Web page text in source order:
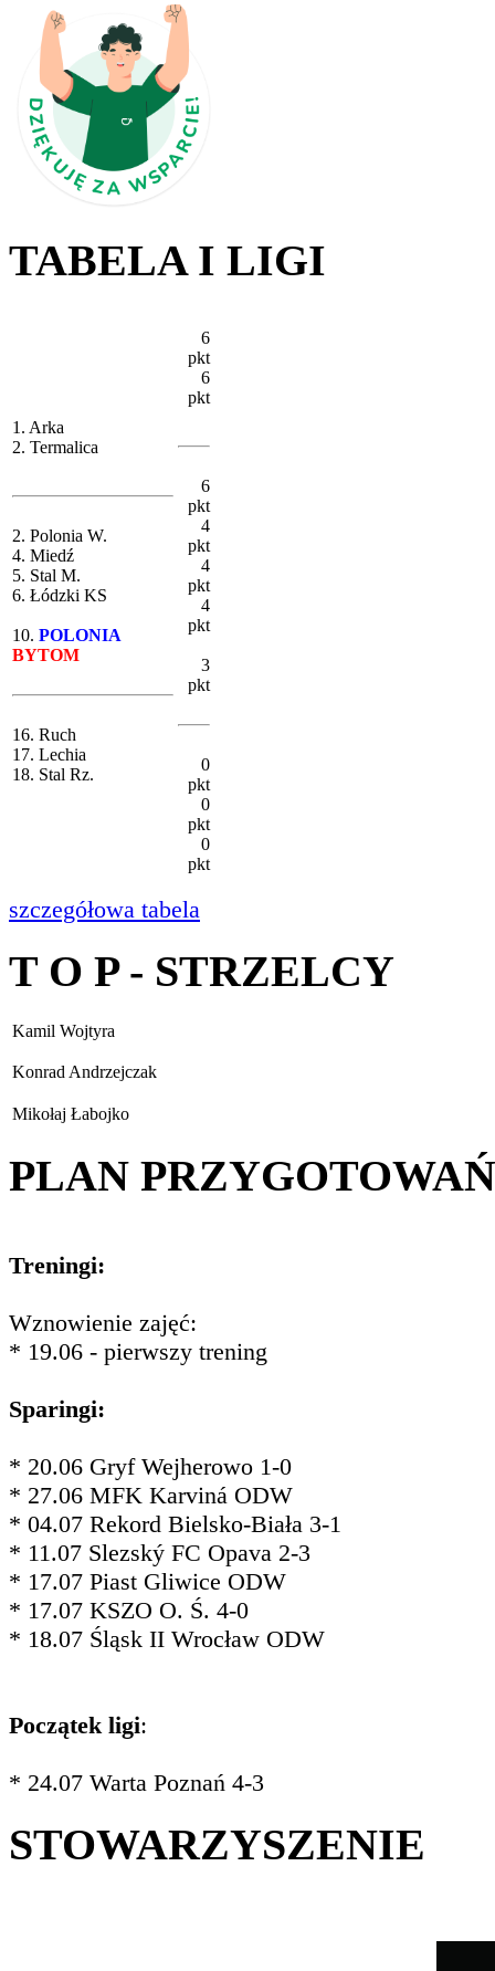
TABELA I LIGI
1. Arka
2. Termalica
2. Polonia W.
4. Miedź
5. Stal M.
6. Łódzki KS
10. POLONIA
BYTOM
16. Ruch
17. Lechia
18. Stal Rz.
6
pkt
6
pkt
6
pkt
4
pkt
4
pkt
4
pkt
3
pkt
0
pkt
0
pkt
0
pkt
szczegółowa tabela
T O P - STRZELCY
Kamil Wojtyra
Konrad Andrzejczak
Mikołaj Łabojko
PLAN PRZYGOTOWAŃ
Treningi:
Wznowienie zajęć:
* 19.06 - pierwszy trening
Sparingi:
* 20.06 Gryf Wejherowo 1-0
* 27.06 MFK Karviná ODW
* 04.07 Rekord Bielsko-Biała 3-1
* 11.07 Slezský FC Opava 2-3
* 17.07 Piast Gliwice ODW
* 17.07 KSZO O. Ś. 4-0
* 18.07 Śląsk II Wrocław ODW
Początek ligi:
* 24.07 Warta Poznań 4-3
STOWARZYSZENIE